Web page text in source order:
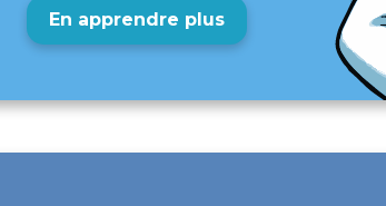
En apprendre plus